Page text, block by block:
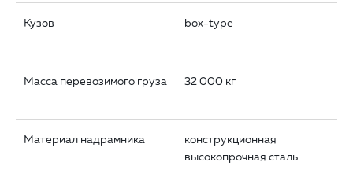
Кузов box-type
Масса перевозимого груза 32 000 кг
Материал надрамника
конструкционная
высокопрочная сталь